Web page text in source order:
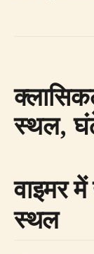
स्थल,
वाइमर
स्थल